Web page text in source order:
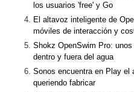
los usuarios 'free' y Go
El altavoz inteligente de
móviles de interacción y
Shokz OpenSwim Pro:
dentro y fuera del agua
Sonos encuentra en Play el
queriendo fabricar